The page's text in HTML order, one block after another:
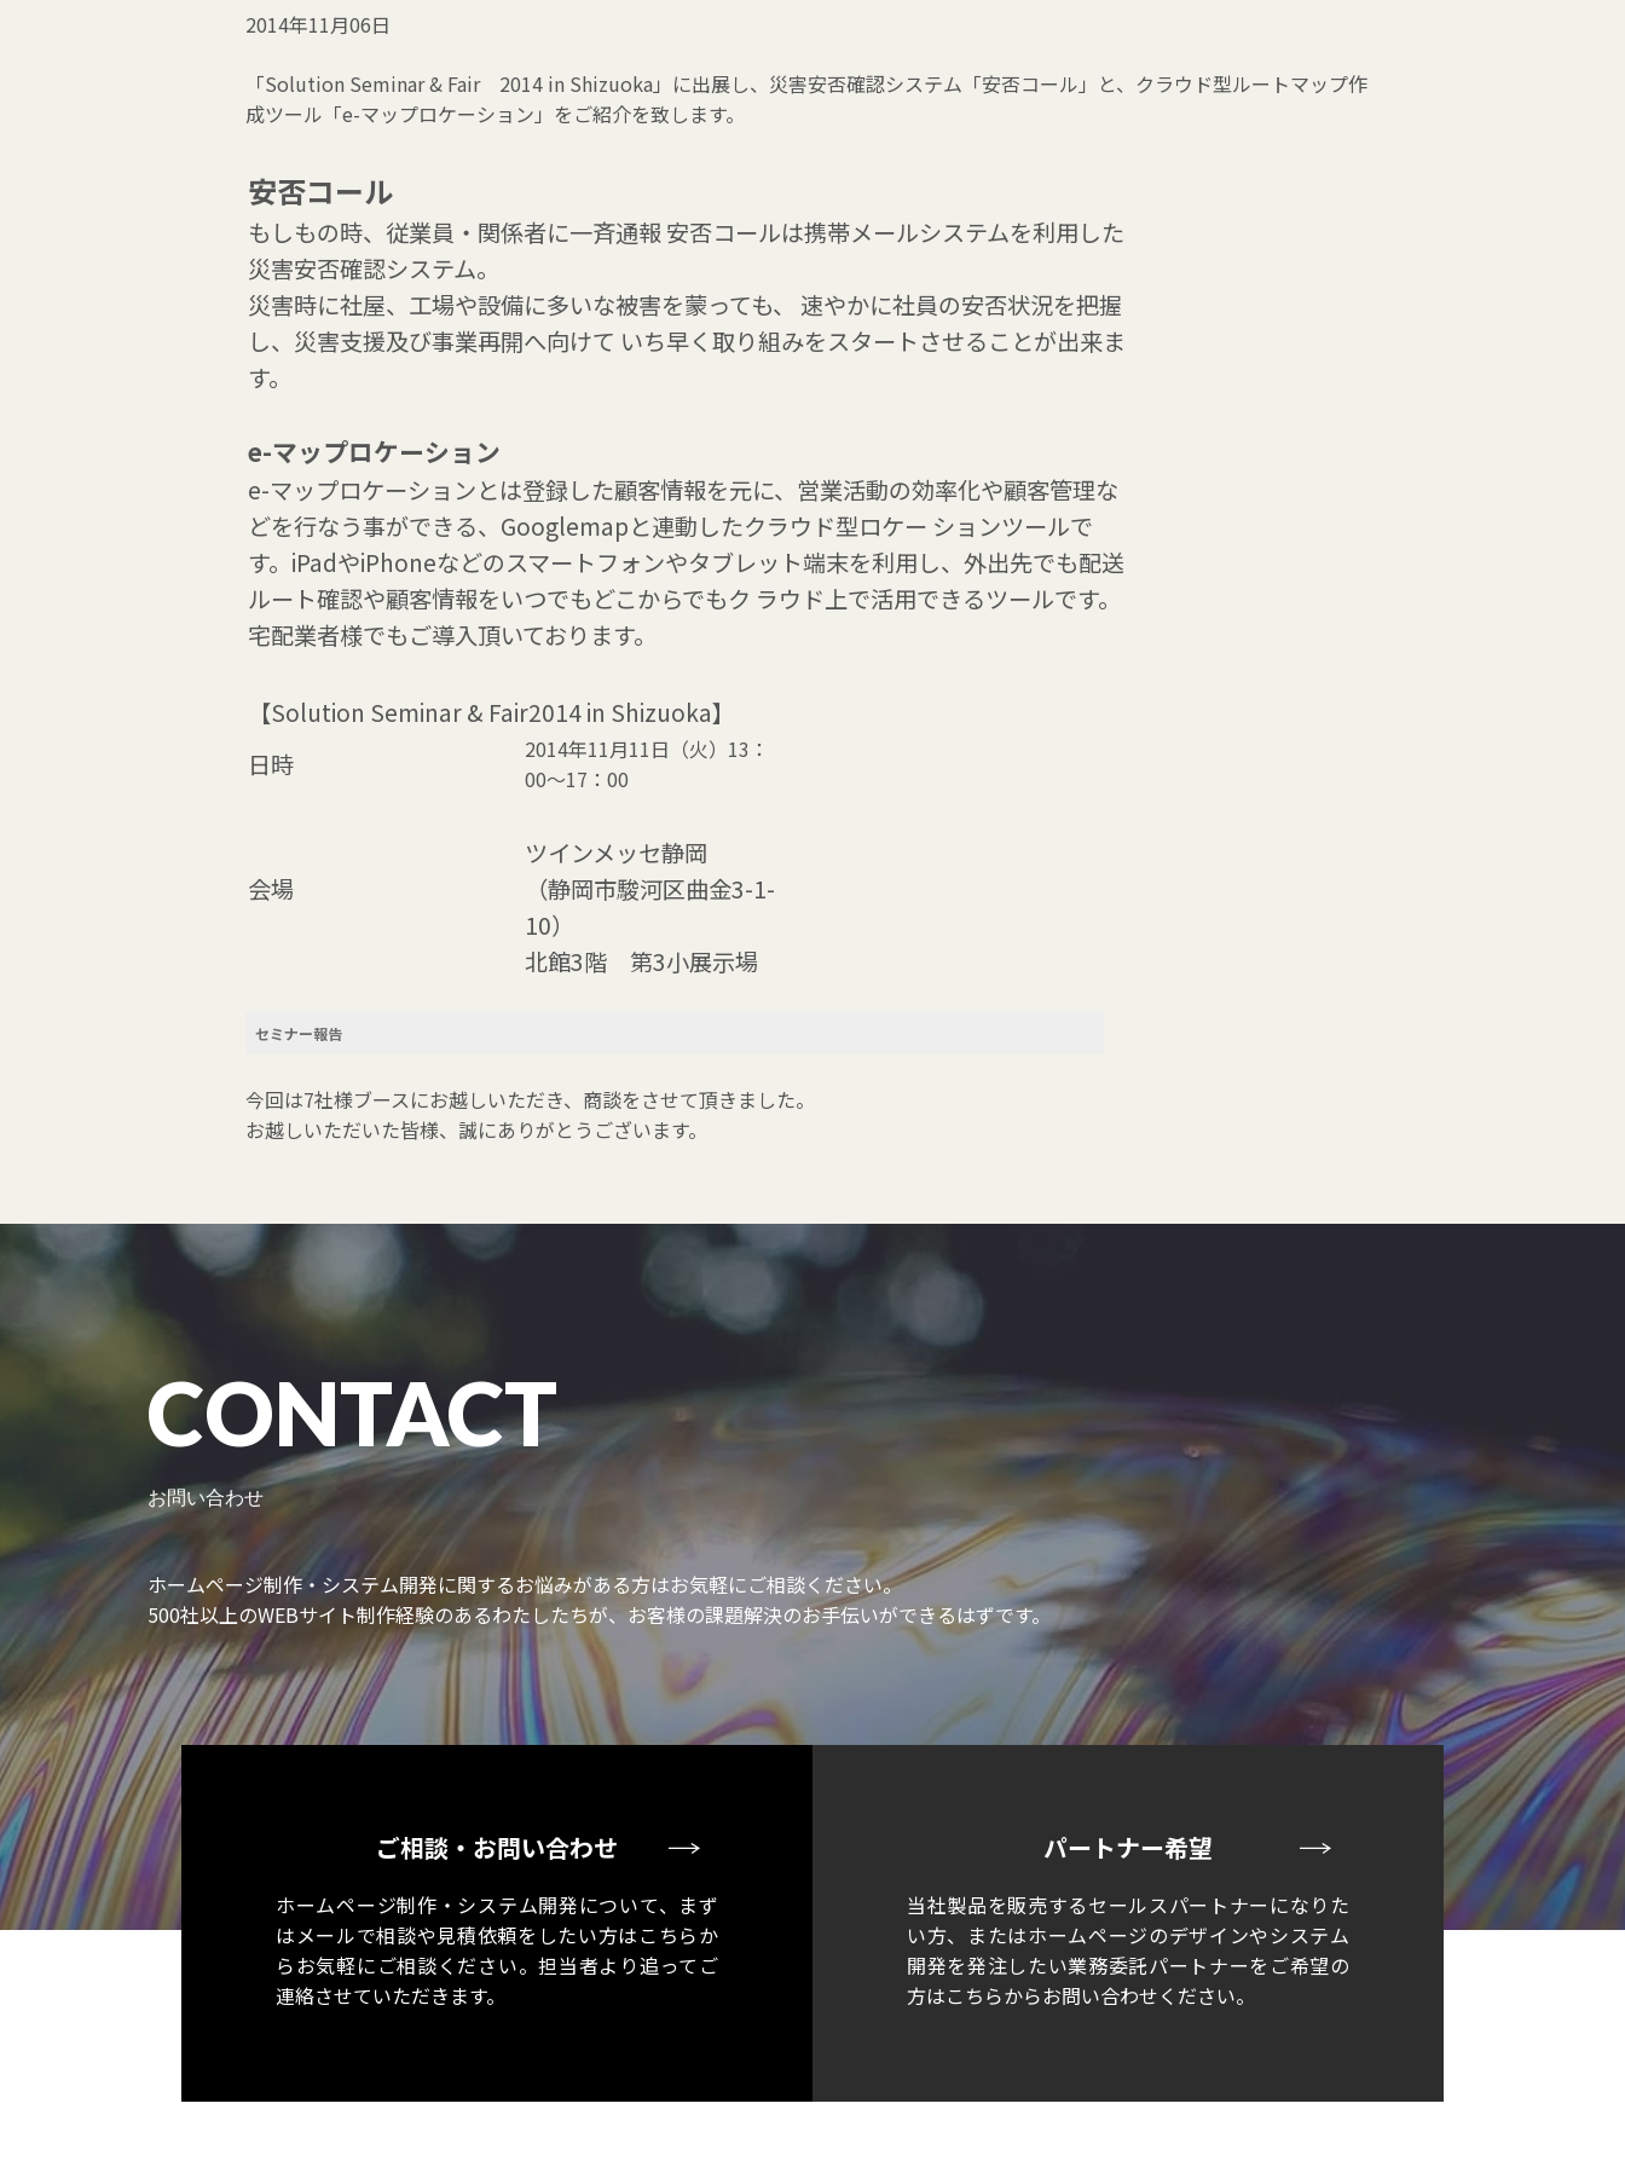
2014年11月06日
「Solution Seminar & Fair 2014 in Shizuoka」に出展し、災害安否確認システム「安否コール」と、クラウド型ルートマップ作
成ツール「e-マップロケーション」をご紹介を致します。
安否コール
もしもの時、従業員・関係者に一斉通報 安否コールは携帯メールシステムを利用した
災害安否確認システム。
災害時に社屋、工場や設備に多いな被害を蒙っても、 速やかに社員の安否状況を把握
し、災害支援及び事業再開へ向けて いち早く取り組みをスタートさせることが出来ま
す。
e-マップロケーション
e-マップロケーションとは登録した顧客情報を元に、営業活動の効率化や顧客管理な
どを行なう事ができる、Googlemapと連動したクラウド型ロケー ションツールで
す。iPadやiPhoneなどのスマートフォンやタブレット端末を利用し、外出先でも配送
ルート確認や顧客情報をいつでもどこからでもク ラウド上で活用できるツールです。
宅配業者様でもご導入頂いております。
【Solution Seminar & Fair2014 in Shizuoka】
日時
2014年11月11日（火）13：
00〜17：00
会場
ツインメッセ静岡
（静岡市駿河区曲金3-1-
10）
北館3階 第3小展示場
セミナー報告
今回は7社様ブースにお越しいただき、商談をさせて頂きました。
お越しいただいた皆様、誠にありがとうございます。
CONTACT
お問い合わせ
ホームページ制作・システム開発に関するお悩みがある方はお気軽にご相談ください。
500社以上のWEBサイト制作経験のあるわたしたちが、お客様の課題解決のお手伝いができるはずです。
ご相談・お問い合わせ
ホームページ制作・システム開発について、まず
はメールで相談や見積依頼をしたい方はこちらか
らお気軽にご相談ください。担当者より追ってご
連絡させていただきます。
パートナー希望
当社製品を販売するセールスパートナーになりた
い方、またはホームページのデザインやシステム
開発を発注したい業務委託パートナーをご希望の
方はこちらからお問い合わせください。